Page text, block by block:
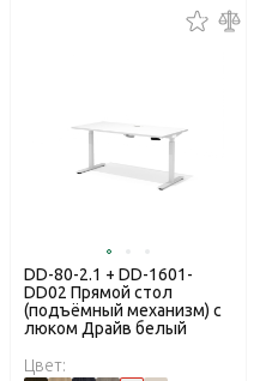
DD-80-2.1 + DD-1601-
DD02 Прямой стол
(подъёмный механизм) с
люком Драйв белый
Цвет: